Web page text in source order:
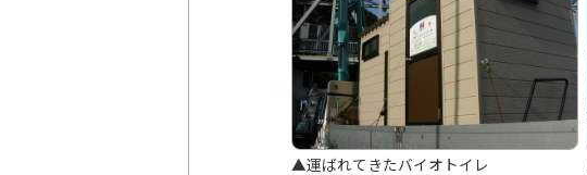
▲運ばれてきたバイオトイレ